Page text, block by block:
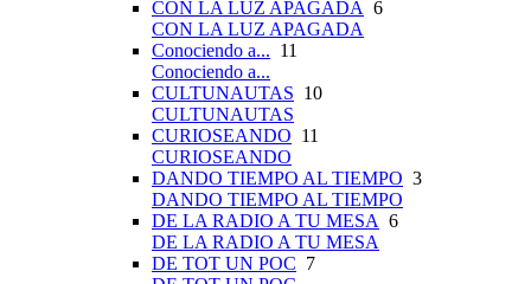
CON LA LUZ APAGADA 6
CON LA LUZ APAGADA
Conociendo a... 11
Conociendo a...
CULTUNAUTAS 10
CULTUNAUTAS
CURIOSEANDO 11
CURIOSEANDO
DANDO TIEMPO AL TIEMPO 3
DANDO TIEMPO AL TIEMPO
DE LA RADIO A TU MESA 6
DE LA RADIO A TU MESA
DE TOT UN POC 7